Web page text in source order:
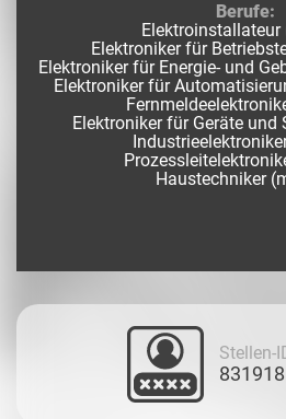
Berufe:
Elektroniker für
Elektroniker für Energie- und
Elektroniker für
Elektroniker für Geräte
Haustechniker
Stellen-
831918